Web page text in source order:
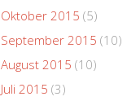
Oktober 2015 (5)
September 2015 (10)
August 2015 (10)
Juli 2015 (3)